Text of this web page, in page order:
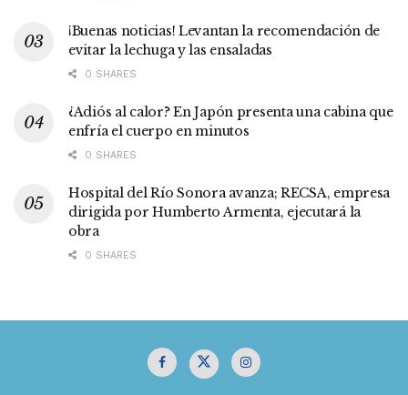
¡Buenas noticias! Levantan la recomendación de
evitar la lechuga y las ensaladas
0 SHARES
¿Adiós al calor? En Japón presenta una cabina que
enfría el cuerpo en minutos
0 SHARES
Hospital del Río Sonora avanza; RECSA, empresa
dirigida por Humberto Armenta, ejecutará la
obra
0 SHARES